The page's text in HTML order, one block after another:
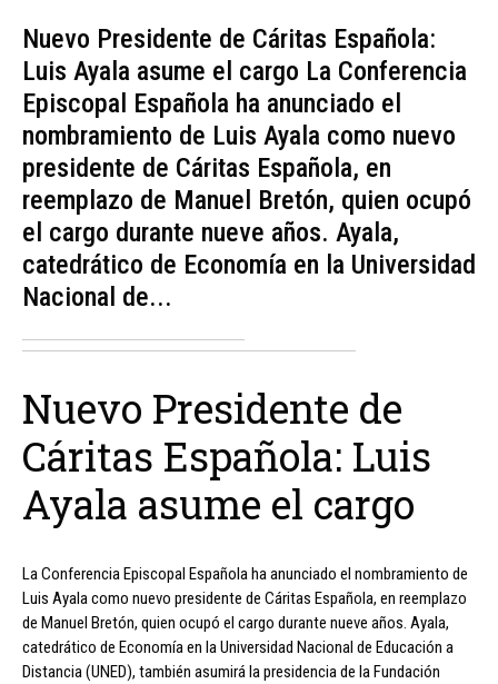
Nuevo Presidente de Cáritas Española:
Luis Ayala asume el cargo La Conferencia
Episcopal Española ha anunciado el
nombramiento de Luis Ayala como nuevo
presidente de Cáritas Española, en
reemplazo de Manuel Bretón, quien ocupó
el cargo durante nueve años. Ayala,
catedrático de Economía en la Universidad
Nacional de...
Nuevo Presidente de
Cáritas Española: Luis
Ayala asume el cargo
La Conferencia Episcopal Española ha anunciado el nombramiento de
Luis Ayala como nuevo presidente de Cáritas Española, en reemplazo
de Manuel Bretón, quien ocupó el cargo durante nueve años. Ayala,
catedrático de Economía en la Universidad Nacional de Educación a
Distancia (UNED), también asumirá la presidencia de la Fundación